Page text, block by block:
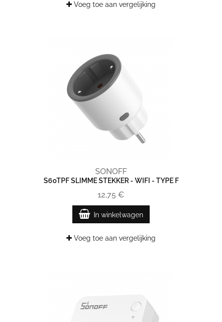
Voeg toe aan vergelijking
SONOFF
S60TPF SLIMME STEKKER - WIFI - TYPE F
12,75 €
In winkelwagen
Voeg toe aan vergelijking